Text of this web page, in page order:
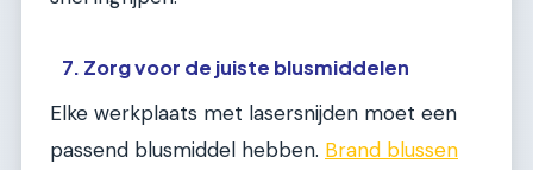
7. Zorg voor de juiste blusmiddelen
Elke werkplaats met lasersnijden moet een
passend blusmiddel hebben. Brand blussen